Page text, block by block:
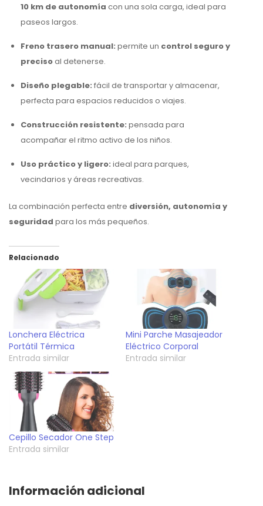
10 km de autonomía con una sola carga, ideal para
paseos largos.
Freno trasero manual: permite un control seguro y
precisoal detenerse.
Diseño plegable: fácil de transportar y almacenar,
perfecta para espacios reducidos o viajes.
Construcción resistente: pensada para
acompañar el ritmo activo de los niños.
Uso práctico y ligero: ideal para parques,
vecindarios y áreas recreativas.
La combinación perfecta entre diversión, autonomía y
seguridad para los más pequeños.
Relacionado
Lonchera Eléctrica
Portátil Térmica
Entrada similar
Mini Parche Masajeador
Eléctrico Corporal
Entrada similar
Cepillo Secador One Step
Entrada similar
Información adicional